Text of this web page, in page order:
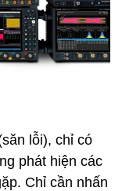
lỗi), chỉ có
phát hiện các
Chỉ cần nhấn